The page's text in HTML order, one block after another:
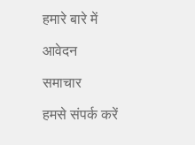
हमारे बारे में
आवेदन
समाचार
हमसे संपर्क करें